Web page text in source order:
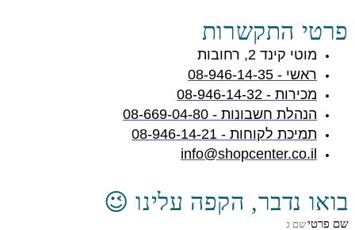
פרטי התקשרות
מוטי קינד 2, רחובות
ראשי - 08-946-14-35
מכירות - 08-946-14-32
הנהלת חשבונות - 08-669-04-80
תמיכת לקוחות - 08-946-14-21
info@shopcenter.co.il
בואו נדבר, הקפה עלינו 😉
שם פרטי